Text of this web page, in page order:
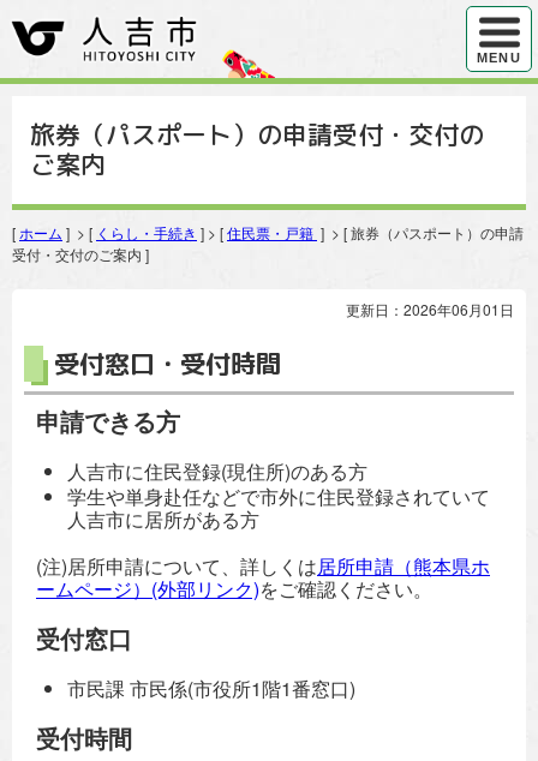
ハンバ
MENU
旅券（パスポート）の申請受付・交付の
ご案内
[ ホーム ] > [ くらし・手続き ] > [住民票・戸籍 ] > [ 旅券（パスポート）の申請
受付・交付のご案内 ]
更新日：2026年06月01日
受付窓口・受付時間
申請できる方
人吉市に住民登録(現住所)のある方
学生や単身赴任などで市外に住民登録されていて
人吉市に居所がある方
(注)居所申請について、詳しくは居所申請（熊本県ホ
ームページ）(外部リンク)をご確認ください。
受付窓口
市民課 市民係(市役所1階1番窓口)
受付時間